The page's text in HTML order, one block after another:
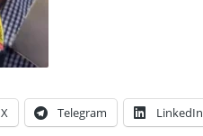
X Telegram LinkedIn